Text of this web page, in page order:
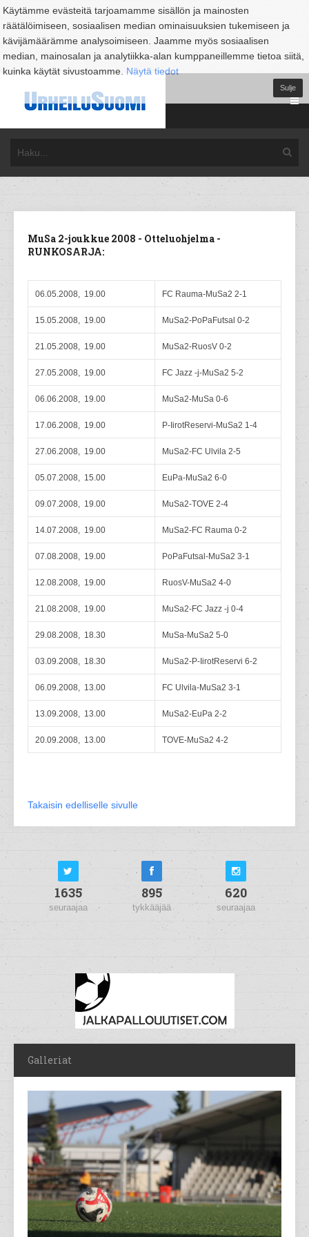
Käytämme evästeitä tarjoamamme sisällön ja mainosten
räätälöimiseen, sosiaalisen median ominaisuuksien tukemiseen ja
kävijämäärämme analysoimiseen. Jaamme myös sosiaalisen
median, mainosalan ja analytiikka-alan kumppaneillemme tietoa siitä,
kuinka käytät sivustoamme. Näytä tiedot
Sulje
MuSa 2-joukkue 2008 - Otteluohjelma -
RUNKOSARJA:
06.05.2008, 19.00 FC Rauma-MuSa2 2-1
15.05.2008, 19.00 MuSa2-PoPaFutsal 0-2
21.05.2008, 19.00 MuSa2-RuosV 0-2
27.05.2008, 19.00 FC Jazz -j-MuSa2 5-2
06.06.2008, 19.00 MuSa2-MuSa 0-6
17.06.2008, 19.00 P-IirotReservi-MuSa2 1-4
27.06.2008, 19.00 MuSa2-FC Ulvila 2-5
05.07.2008, 15.00 EuPa-MuSa2 6-0
09.07.2008, 19.00 MuSa2-TOVE 2-4
14.07.2008, 19.00 MuSa2-FC Rauma 0-2
07.08.2008, 19.00 PoPaFutsal-MuSa2 3-1
12.08.2008, 19.00 RuosV-MuSa2 4-0
21.08.2008, 19.00 MuSa2-FC Jazz -j 0-4
29.08.2008, 18.30 MuSa-MuSa2 5-0
03.09.2008, 18.30 MuSa2-P-IirotReservi 6-2
06.09.2008, 13.00 FC Ulvila-MuSa2 3-1
13.09.2008, 13.00 MuSa2-EuPa 2-2
20.09.2008, 13.00 TOVE-MuSa2 4-2
Takaisin edelliselle sivulle
1635
seuraajaa
895
tykkääjää
620
seuraajaa
Galleriat